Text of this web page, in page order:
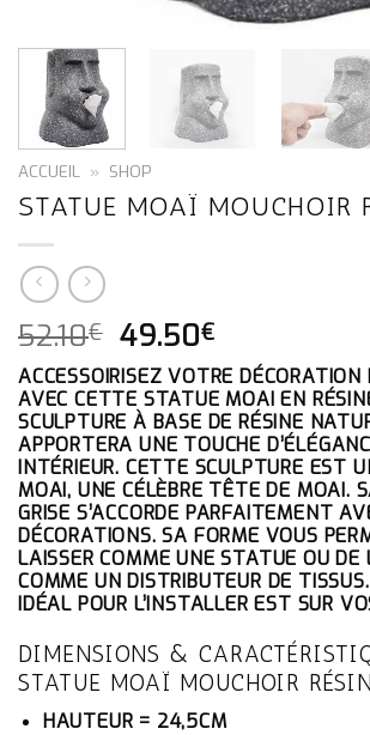
ACCUEIL » SHOP
STATUE MOAÏ MOUCHOIR
52.10€ LE
PRIX
INITIAL
ÉTAIT :
52.10€.
49.50€LE
PRIX
ACTUEL
EST :
49.50€.
ACCESSOIRISEZ VOTRE DÉCORATION
AVEC CETTE STATUE MOAI EN
SCULPTURE À BASE DE RÉSINE
APPORTERA UNE TOUCHE
INTÉRIEUR. CETTE SCULPTURE EST
MOAI, UNE CÉLÈBRE TÊTE DE MOAI.
GRISE S’ACCORDE PARFAITEMENT
DÉCORATIONS. SA FORME VOUS
LAISSER COMME UNE STATUE OU DE
COMME UN DISTRIBUTEUR DE
IDÉAL POUR L’INSTALLER EST SUR
DIMENSIONS &
STATUE MOAÏ MOUCHOIR
HAUTEUR = 24,5CM